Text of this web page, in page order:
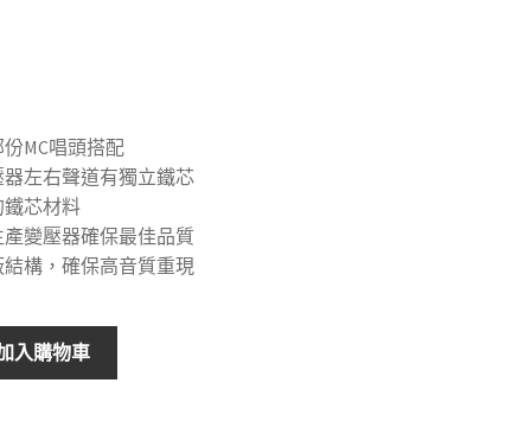
MC唱頭搭配
左右聲道有獨立鐵芯
芯材料
變壓器確保最佳品質
構，確保高音質重現
入購物車